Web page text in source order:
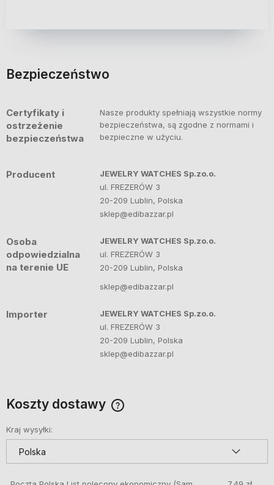
Bezpieczeństwo
Certyfikaty i
ostrzeżenie
bezpieczeństwa
Nasze produkty spełniają wszystkie normy
bezpieczeństwa, są zgodne z normami i
bezpieczne w użyciu.
Producent
JEWELRY WATCHES Sp.zo.o.
ul. FREZERÓW 3
20-209 Lublin, Polska
sklep@edibazzar.pl
Osoba
odpowiedzialna
na terenie UE
JEWELRY WATCHES Sp.zo.o.
ul. FREZERÓW 3
20-209 Lublin, Polska
sklep@edibazzar.pl
Importer
JEWELRY WATCHES Sp.zo.o.
ul. FREZERÓW 3
20-209 Lublin, Polska
sklep@edibazzar.pl
Koszty dostawy
Kraj wysyłki: